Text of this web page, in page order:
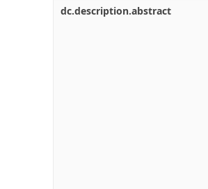
dc.description.abstract